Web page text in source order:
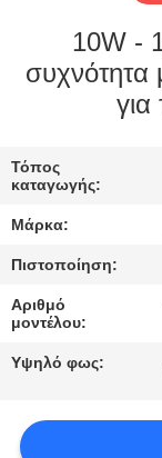
ΈΛΕΓΧΟΣ
ΜΑΖΊ
10W -
συχνότητα
για
Τόπος
καταγωγής:
Μάρκα:
Πιστοποίηση:
Αριθμό
μοντέλου:
Υψηλό φως: